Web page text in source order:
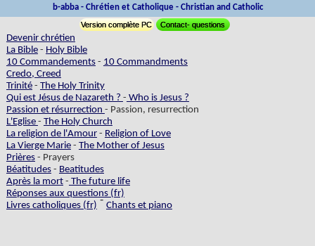
b-abba - Chrétien et Catholique - Christian and Catholic
Version complète PC Contact- questions
Devenir chrétien
La Bible- Holy Bible
10 Commandements- 10 Commandments
Credo, Creed
Trinité- The Holy Trinity
Qui est Jésus de Nazareth ? - Who is Jesus ?
Passion et résurrection - Passion, resurrection
L'Eglise - The Holy Church
La religion de l'Amour- Religion of Love
La Vierge Marie- The Mother of Jesus
Prières- Prayers
Béatitudes- Beatitudes
Après la mort- The future life
Réponses aux questions (fr)
Livres catholiques (fr)
-
Chants et piano